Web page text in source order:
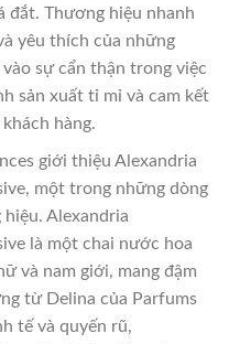
đắt. Thương hiệu nhanh
yêu thích của những
sự cẩn thận trong việc
sản xuất tỉ mỉ và cam kết
hàng.
giới thiệu Alexandria
một trong những dòng
Alexandria
là một chai nước hoa
và nam giới, mang đậm
từ Delina của Parfums
tế và quyến rũ,